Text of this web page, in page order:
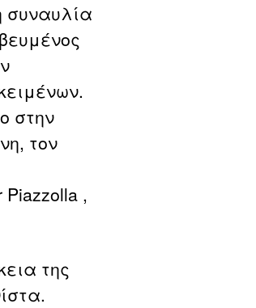
συναυλία
στην
τον
,
της